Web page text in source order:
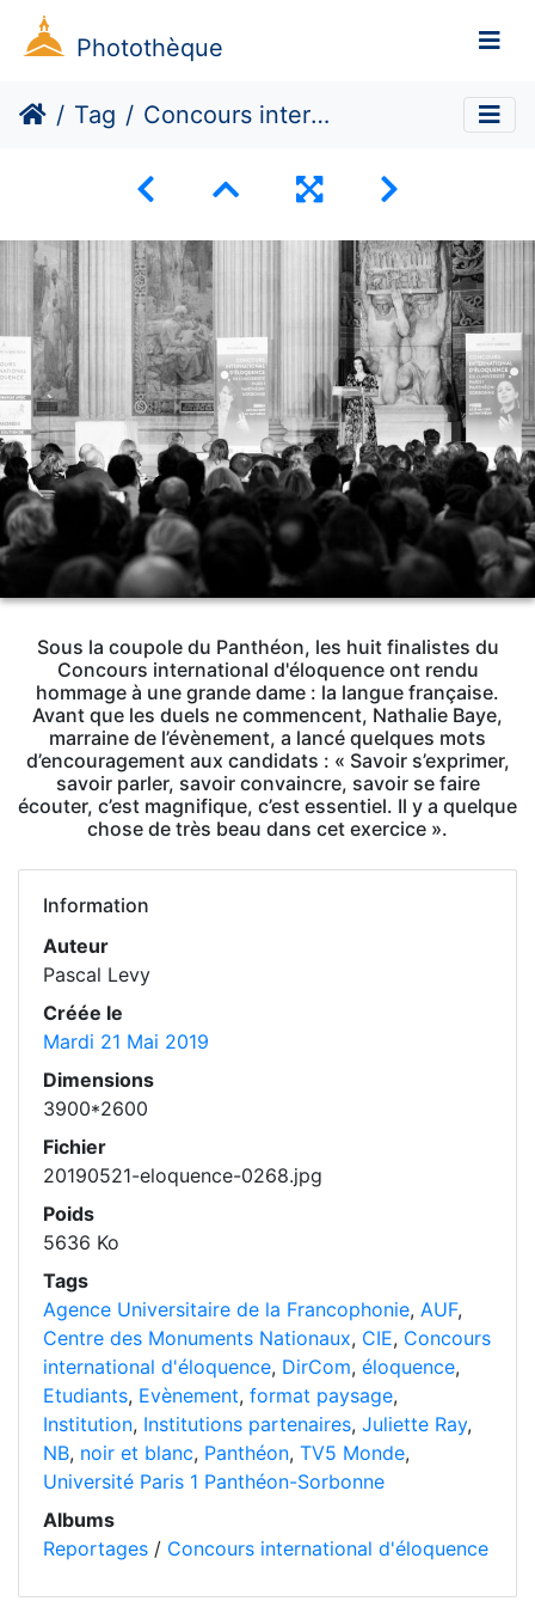
Photothèque
Tag Concours international d’éloquence : finale sous la coupole des grands hommes
Sous la coupole du Panthéon, les huit finalistes du
Concours international d'éloquence ont rendu
hommage à une grande dame : la langue française.
Avant que les duels ne commencent, Nathalie Baye,
marraine de l’évènement, a lancé quelques mots
d’encouragement aux candidats : « Savoir s’exprimer,
savoir parler, savoir convaincre, savoir se faire
écouter, c’est magnifique, c’est essentiel. Il y a quelque
chose de très beau dans cet exercice ».
Information
Auteur
Pascal Levy
Créée le
Mardi 21 Mai 2019
Dimensions
3900*2600
Fichier
20190521-eloquence-0268.jpg
Poids
5636 Ko
Tags
Agence Universitaire de la Francophonie, AUF,
Centre des Monuments Nationaux, CIE, Concours
international d'éloquence, DirCom, éloquence,
Etudiants, Evènement, format paysage,
Institution, Institutions partenaires, Juliette Ray,
NB, noir et blanc, Panthéon, TV5 Monde,
Université Paris 1 Panthéon-Sorbonne
Albums
Reportages / Concours international d'éloquence